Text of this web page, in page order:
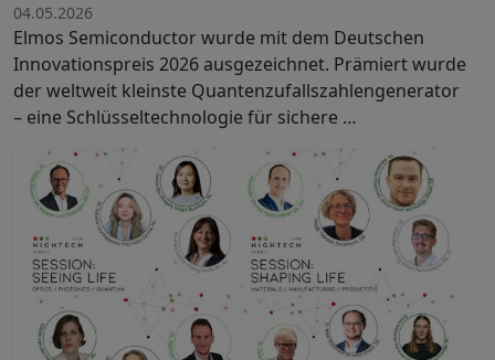
04.05.2026
Elmos Semiconductor wurde mit dem Deutschen
Innovationspreis 2026 ausgezeichnet. Prämiert wurde
der weltweit kleinste Quantenzufallszahlengenerator
– eine Schlüsseltechnologie für sichere …